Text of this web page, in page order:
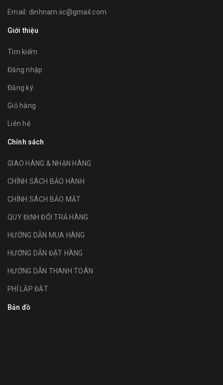
Email: dinhnam.iic@gmail.com
Giới thiệu
Tìm kiếm
Đăng nhập
Đăng ký
Giỏ hàng
Liên hệ
Chính sách
GIAO HÀNG & NHẬN HÀNG
CHÍNH SÁCH BẢO HÀNH
CHÍNH SÁCH BẢO MẬT
QUY ĐỊNH ĐỔI TRẢ HÀNG
HƯỚNG DẪN MUA HÀNG
HƯỚNG DẪN ĐẶT HÀNG
HƯỚNG DẪN THANH TOÁN
PHÍ LẮP ĐẶT
Bản đồ